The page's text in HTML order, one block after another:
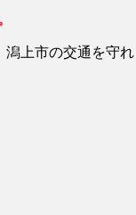
潟上市の交通を守